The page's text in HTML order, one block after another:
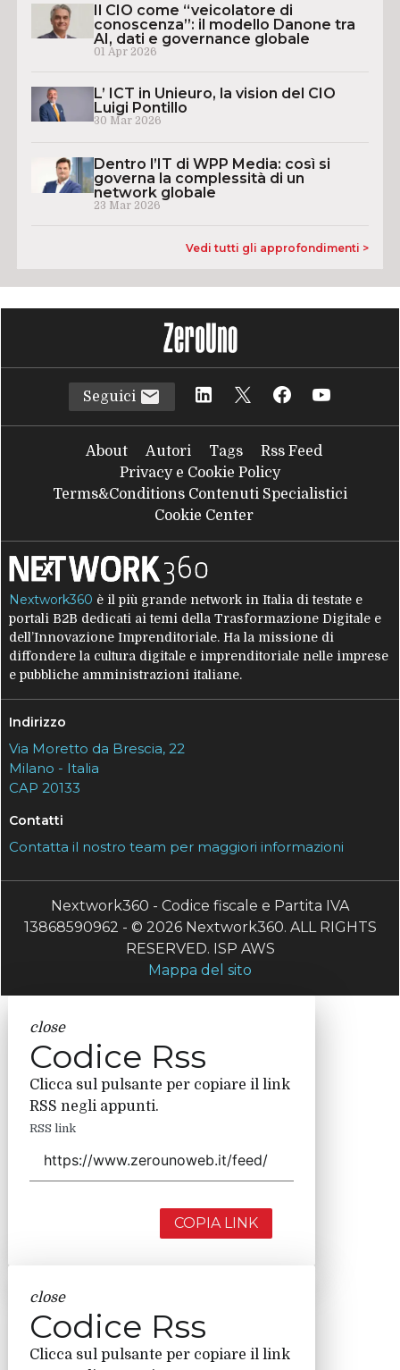
Il CIO come “veicolatore di
conoscenza”: il modello Danone tra
AI, dati e governance globale
01 Apr 2026
L’ ICT in Unieuro, la vision del CIO
Luigi Pontillo
30 Mar 2026
Dentro l’IT di WPP Media: così si
governa la complessità di un
network globale
23 Mar 2026
Vedi tutti gli approfondimenti >
Seguici
About Autori Tags
Rss Feed
Privacy e Cookie Policy
Terms&Conditions Contenuti Specialistici
Cookie Center
Nextwork360 è il più grande network in Italia di testate e
portali B2B dedicati ai temi della Trasformazione Digitale e
dell’Innovazione Imprenditoriale. Ha la missione di
diffondere la cultura digitale e imprenditoriale nelle imprese
e pubbliche amministrazioni italiane.
Indirizzo
Via Moretto da Brescia, 22
Milano - Italia
CAP 20133
Contatti
Contatta il nostro team per maggiori informazioni
Nextwork360 - Codice fiscale e Partita IVA
13868590962 - © 2026 Nextwork360. ALL RIGHTS
RESERVED. ISP AWS
Mappa del sito
close
Codice Rss
Clicca sul pulsante per copiare il link
RSS negli appunti.
RSS link
COPIA LINK
close
Codice Rss
Clicca sul pulsante per copiare il link